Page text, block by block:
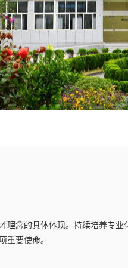
理念的具体体现。持续培养专业
重要使命。